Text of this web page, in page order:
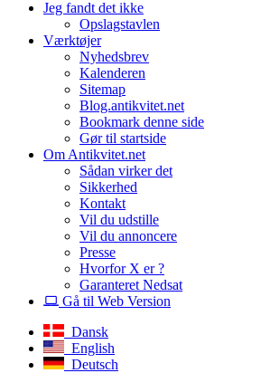
Jeg fandt det ikke
Opslagstavlen
Værktøjer
Nyhedsbrev
Kalenderen
Sitemap
Blog.antikvitet.net
Bookmark denne side
Gør til startside
Om Antikvitet.net
Sådan virker det
Sikkerhed
Kontakt
Vil du udstille
Vil du annoncere
Presse
Hvorfor X er ?
Garanteret Nedsat
Gå til Web Version
Dansk
English
Deutsch